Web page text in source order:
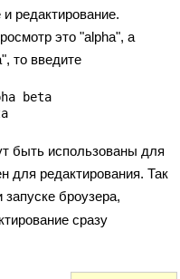
редактирование.
это "alpha", а
то введите
beta
быть использованы для
для редактирования. Так
броузера,
сразу